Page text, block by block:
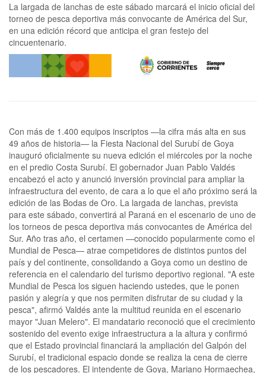
La largada de lanchas de este sábado marcará el inicio oficial del
torneo de pesca deportiva más convocante de América del Sur,
en una edición récord que anticipa el gran festejo del
cincuentenario.
Con más de 1.400 equipos inscriptos —la cifra más alta en sus
49 años de historia— la Fiesta Nacional del Surubí de Goya
inauguró oficialmente su nueva edición el miércoles por la noche
en el predio Costa Surubí. El gobernador Juan Pablo Valdés
encabezó el acto y anunció inversión provincial para ampliar la
infraestructura del evento, de cara a lo que el año próximo será la
edición de las Bodas de Oro. La largada de lanchas, prevista
para este sábado, convertirá al Paraná en el escenario de uno de
los torneos de pesca deportiva más convocantes de América del
Sur. Año tras año, el certamen —conocido popularmente como el
Mundial de Pesca— atrae competidores de distintos puntos del
país y del continente, consolidando a Goya como un destino de
referencia en el calendario del turismo deportivo regional. "A este
Mundial de Pesca los siguen haciendo ustedes, que le ponen
pasión y alegría y que nos permiten disfrutar de su ciudad y la
pesca", afirmó Valdés ante la multitud reunida en el escenario
mayor "Juan Melero". El mandatario reconoció que el crecimiento
sostenido del evento exige infraestructura a la altura y confirmó
que el Estado provincial financiará la ampliación del Galpón del
Surubí, el tradicional espacio donde se realiza la cena de cierre
de los pescadores. El intendente de Goya, Mariano Hormaechea,